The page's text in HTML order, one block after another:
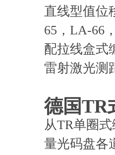
直线型值位
65，LA-66
配拉线盒式
雷射激光测
德国TR
从TR单圈
量光码盘各